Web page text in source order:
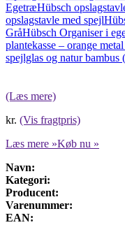
EgetræHübsch
opslagstavle med spejl
GråHübsch Organiser i
plantekasse – orange
spejlglas og natur bambus
(Læs mere)
kr. (Vis fragtpris)
Læs mere »Køb nu »
Navn:
Kategori:
Producent:
Varenummer:
EAN: